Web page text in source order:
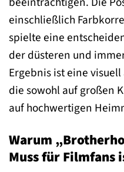
einschließlich
spielte eine
der düsteren und
Ergebnis ist eine
die sowohl auf großen
auf hochwertigen
Warum
Muss für Filmfans